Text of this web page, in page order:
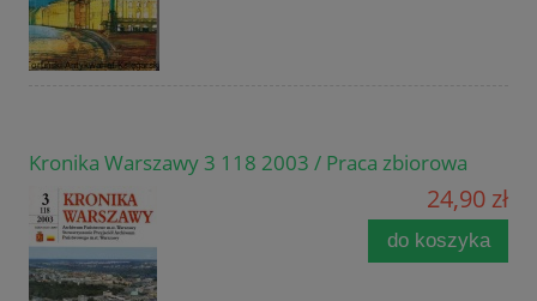
Kronika Warszawy 3 118 2003 / Praca zbiorowa
24,90 zł
do koszyka